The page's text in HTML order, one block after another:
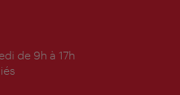
de 9h à 17h